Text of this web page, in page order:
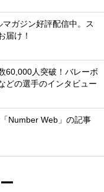
マガジン好評配信中。ス
届け！
60,000人突破！バレーボ
どの選手のインタビュー
Number Web」の記事